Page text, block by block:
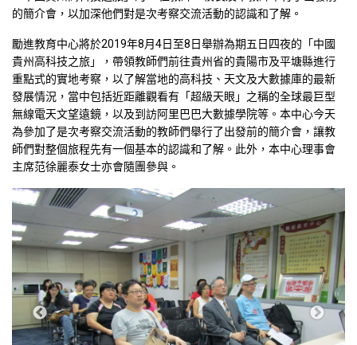
的簡介會，以加深他們對是次考察交流活動的認識和了解。
勵進教育中心將於2019年8月4日至8日舉辦為期五日四夜的「中國
貴州高科技之旅」，帶領教師們前往貴州省的貴陽市及平塘縣進行
重點式的實地考察，以了解當地的高科技、天文及大數據庫的最新
發展情況，當中包括近距離觀看有「超級天眼」之稱的全球最巨型
無線電天文望遠鏡，以及到訪阿里巴巴大數據學院等。本中心今天
為參加了是次考察交流活動的教師們舉行了出發前的簡介會，讓教
師們對整個旅程先有一個基本的認識和了解。此外，本中心理事會
主席范徐麗泰女士亦會隨團參與。